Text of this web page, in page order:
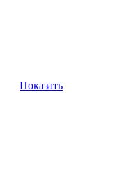
Показать